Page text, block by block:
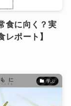
食に向く？実
ポート】
学ぶ